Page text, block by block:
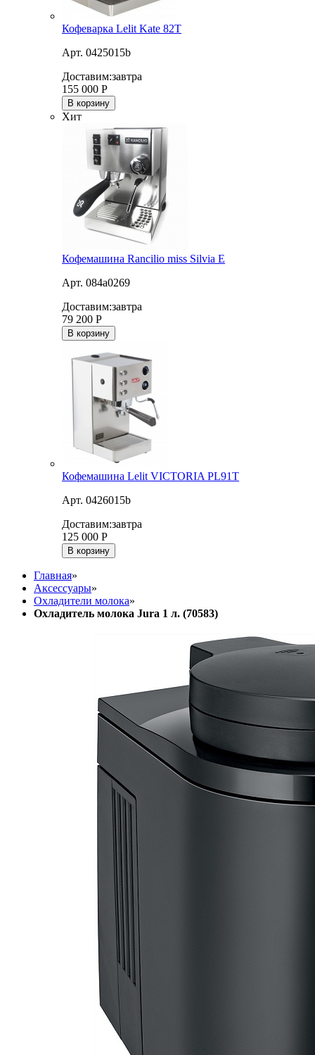
Кофеварка Lelit Kate 82T
Арт. 0425015b
Доставим:завтра
155 000 Р
В корзину
Хит
Кофемашина Rancilio miss Silvia E
Арт. 084a0269
Доставим:завтра
79 200 Р
В корзину
Кофемашина Lelit VICTORIA PL91T
Арт. 0426015b
Доставим:завтра
125 000 Р
В корзину
Главная»
Аксессуары»
Охладители молока»
Охладитель молока Jura 1 л. (70583)